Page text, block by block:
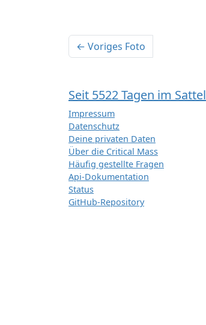
← Voriges Foto
Seit 5522 Tagen im Sattel
Impressum
Datenschutz
Deine privaten Daten
Über die Critical Mass
Häufig gestellte Fragen
Api-Dokumentation
Status
GitHub-Repository